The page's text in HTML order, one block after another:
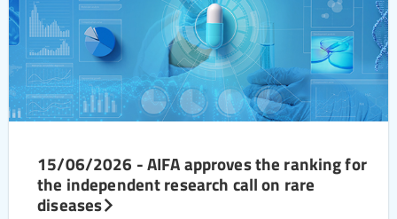
15/06/2026 - AIFA approves the ranking for
the independent research call on rare
diseases